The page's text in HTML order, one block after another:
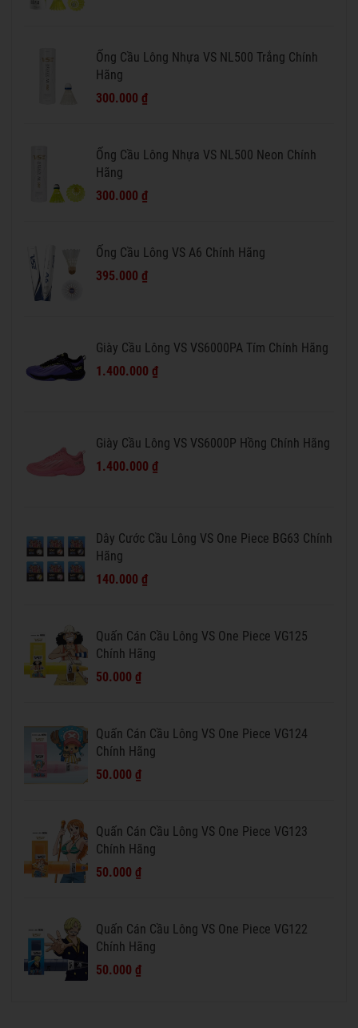
Ống Cầu Lông Nhựa VS NL500 Trắng Chính
Hãng
300.000 ₫
Ống Cầu Lông Nhựa VS NL500 Neon Chính
Hãng
300.000 ₫
Ống Cầu Lông VS A6 Chính Hãng
395.000 ₫
Giày Cầu Lông VS VS6000PA Tím Chính Hãng
1.400.000 ₫
Giày Cầu Lông VS VS6000P Hồng Chính Hãng
1.400.000 ₫
Dây Cước Cầu Lông VS One Piece BG63 Chính
Hãng
140.000 ₫
Quấn Cán Cầu Lông VS One Piece VG125
Chính Hãng
50.000 ₫
Quấn Cán Cầu Lông VS One Piece VG124
Chính Hãng
50.000 ₫
Quấn Cán Cầu Lông VS One Piece VG123
Chính Hãng
50.000 ₫
Quấn Cán Cầu Lông VS One Piece VG122
Chính Hãng
50.000 ₫